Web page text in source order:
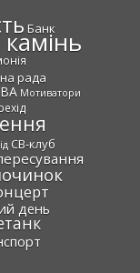
Банк
рада
Мотиватори
СВ-клуб
день